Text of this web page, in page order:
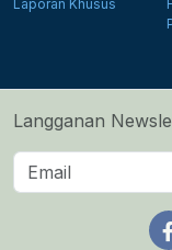
Laporan Khusus
Langganan